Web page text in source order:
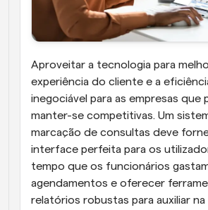
Aproveitar a tecnologia para
experiência do cliente e a
inegociável para as empresas que
manter-se competitivas. Um
marcação de consultas deve
interface perfeita para os
tempo que os funcionários
agendamentos e oferecer
relatórios robustas para auxiliar